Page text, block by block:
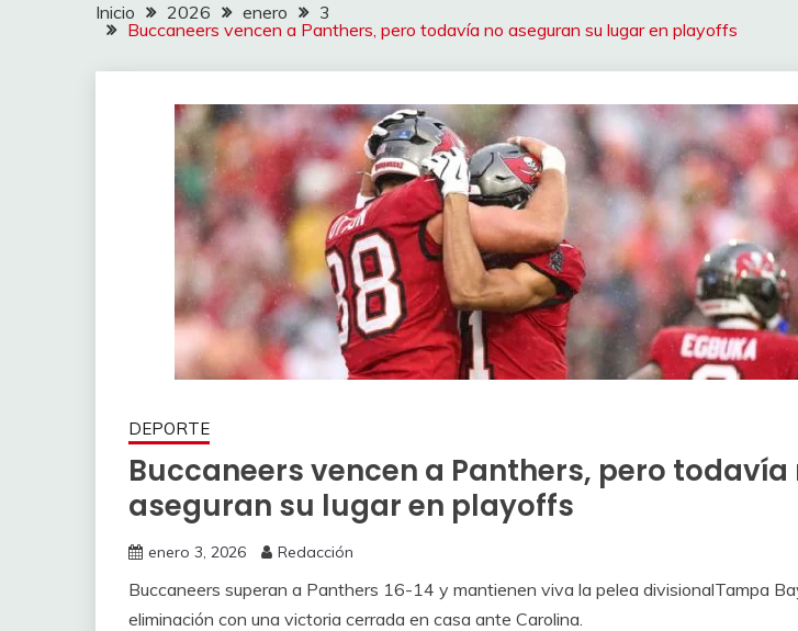
Inicio 2026 enero
3
Buccaneers vencen a Panthers, pero todavía no aseguran su lugar en playoffs
DEPORTE
Buccaneers vencen a Panthers, pero todavía
aseguran su lugar en playoffs
enero 3, 2026 Redacción
Buccaneers superan a Panthers 16-14 y mantienen viva la pelea divisionalTampa
eliminación con una victoria cerrada en casa ante Carolina.